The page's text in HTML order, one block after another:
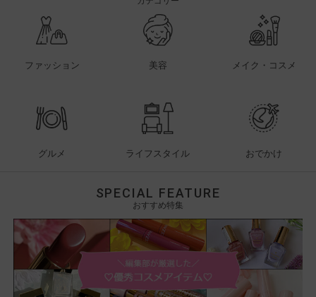
ファッション 美容 メイク・コスメ
グルメ ライフスタイル おでかけ
SPECIAL FEATURE
おすすめ特集